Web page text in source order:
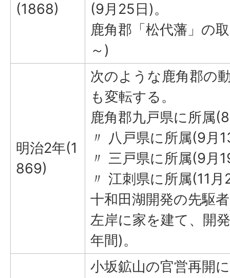
(1868)
(9月25日)。
鹿角郡「松代藩」の
～)
明治2年(1
869)
次のような鹿角郡の
も変転する。
鹿角郡九戸県に所属
〃 八戸県に所属(9月
〃 三戸県に所属(9月
〃 江刺県に所属(11
十和田湖開発の先駆
左岸に家を建て、開
年間)。
小坂鉱山の官営再開